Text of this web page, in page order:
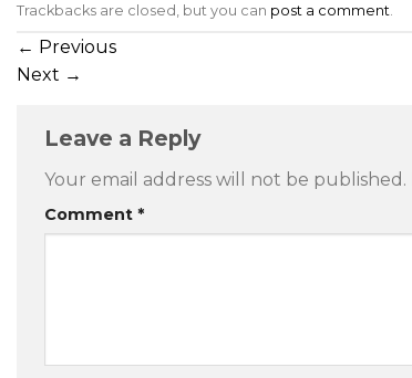
Trackbacks are closed, but you can post a comment.
← Previous
Next →
Leave a Reply
Your email address will not be published.
Comment *